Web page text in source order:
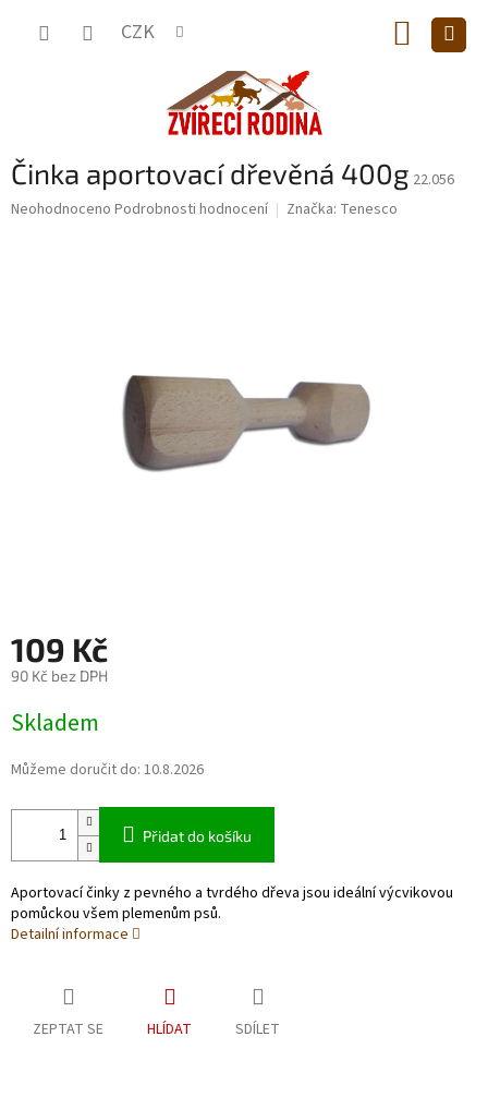
CZK
KOŠÍK
Činka aportovací dřevěná 400g 22.056
Průměrné
Neohodnoceno Podrobnosti hodnocení Značka: Tenesco
109 Kč
90 Kč bez DPH
cena:
Skladem
Můžeme doručit do: 10.8.2026
Přidat do košíku
Aportovací činky z pevného a tvrdého dřeva jsou ideální výcvikovou
pomůckou všem plemenům psů.
Detailní informace
ZEPTAT SE HLÍDAT SDÍLET